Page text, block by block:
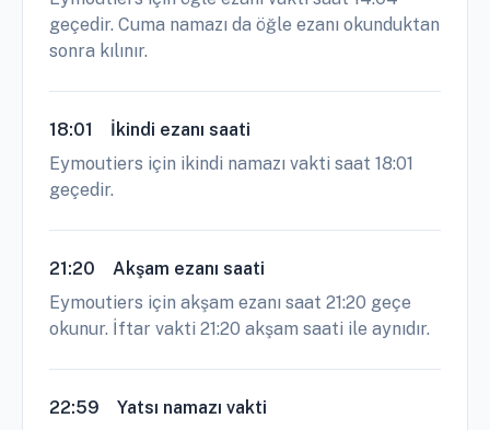
geçedir. Cuma namazı da öğle ezanı okunduktan
sonra kılınır.
18:01
İkindi ezanı saati
Eymoutiers için ikindi namazı vakti saat 18:01
geçedir.
21:20
Akşam ezanı saati
Eymoutiers için akşam ezanı saat 21:20 geçe
okunur. İftar vakti 21:20 akşam saati ile aynıdır.
22:59
Yatsı namazı vakti